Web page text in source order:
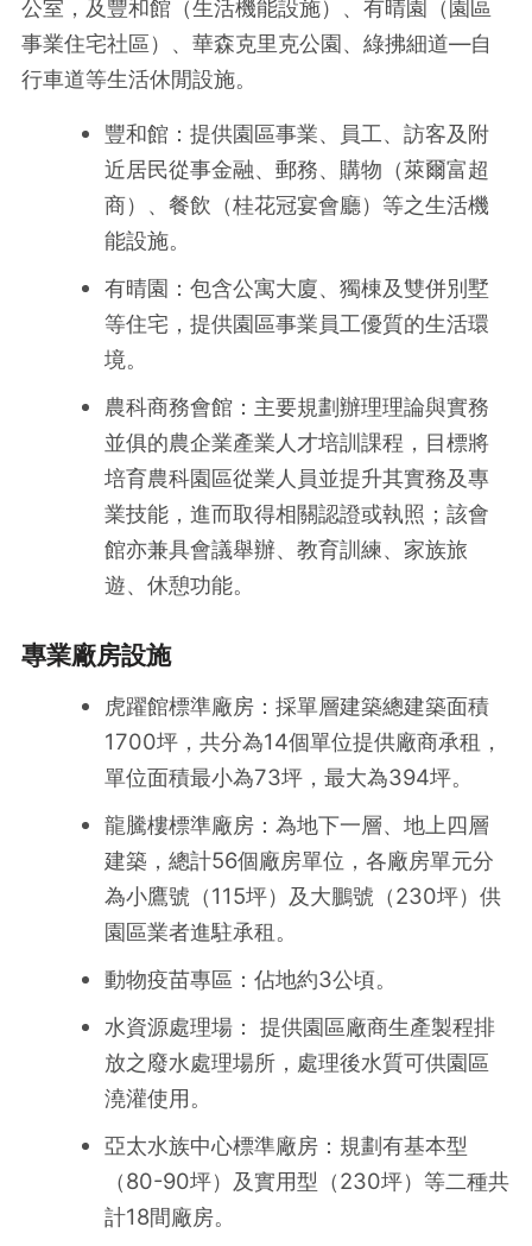
公室，及豐和館（生活機能設施）、有晴園（園區
事業住宅社區）、華森克里克公園、綠拂細道—自
行車道等生活休閒設施。
豐和館：提供園區事業、員工、訪客及附
近居民從事金融、郵務、購物（萊爾富超
商）、餐飲（桂花冠宴會廳）等之生活機
能設施。
有晴園：包含公寓大廈、獨棟及雙併別墅
等住宅，提供園區事業員工優質的生活環
境。
農科商務會館：主要規劃辦理理論與實務
並俱的農企業產業人才培訓課程，目標將
培育農科園區從業人員並提升其實務及專
業技能，進而取得相關認證或執照；該會
館亦兼具會議舉辦、教育訓練、家族旅
遊、休憩功能。
專業廠房設施
虎躍館標準廠房：採單層建築總建築面積
1700坪，共分為14個單位提供廠商承租，
單位面積最小為73坪，最大為394坪。
龍騰樓標準廠房：為地下一層、地上四層
建築，總計56個廠房單位，各廠房單元分
為小鷹號（115坪）及大鵬號（230坪）供
園區業者進駐承租。
動物疫苗專區：佔地約3公頃。
水資源處理場： 提供園區廠商生產製程排
放之廢水處理場所，處理後水質可供園區
澆灌使用。
亞太水族中心標準廠房：規劃有基本型
（80-90坪）及實用型（230坪）等二種共
計18間廠房。